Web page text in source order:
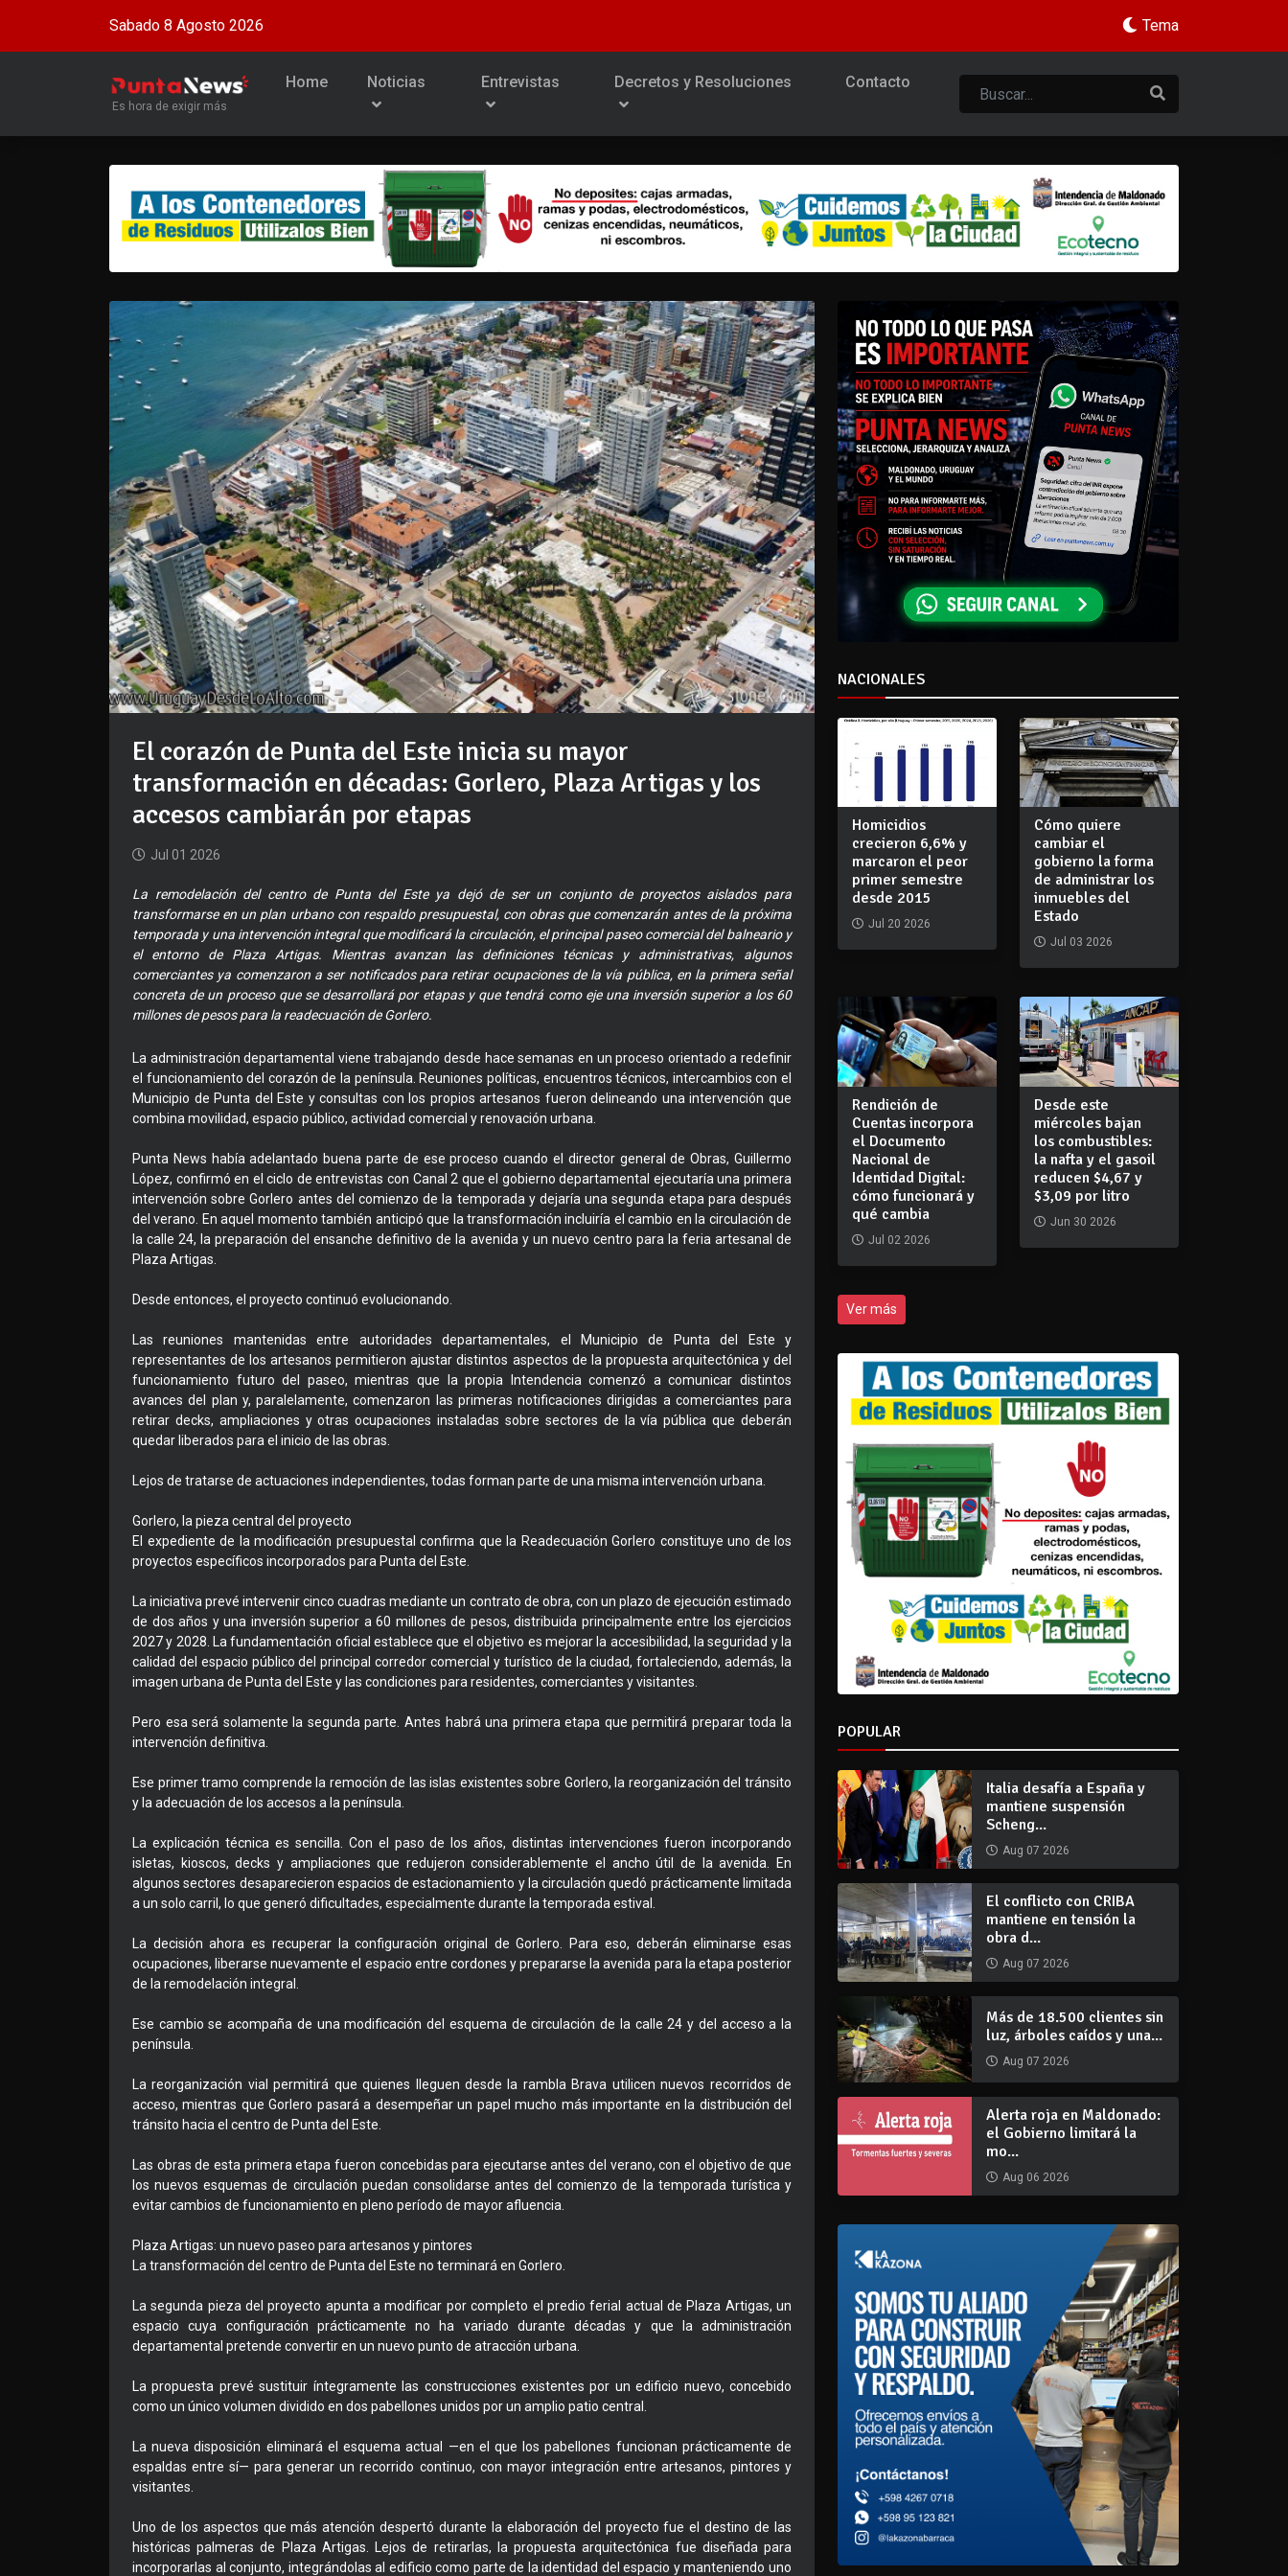
Sabado 8 Agosto 2026 Tema
Es hora de exigir más
Home Noticias Entrevistas Decretos y Resoluciones Contacto
El corazón de Punta del Este inicia su mayor
transformación en décadas: Gorlero, Plaza Artigas y los
accesos cambiarán por etapas
Jul 01 2026
La remodelación del centro de Punta del Este ya dejó de ser un conjunto de proyectos aislados para
transformarse en un plan urbano con respaldo presupuestal, con obras que comenzarán antes de la próxima
temporada y una intervención integral que modificará la circulación, el principal paseo comercial del balneario y
el entorno de Plaza Artigas. Mientras avanzan las definiciones técnicas y administrativas, algunos
comerciantes ya comenzaron a ser notificados para retirar ocupaciones de la vía pública, en la primera señal
concreta de un proceso que se desarrollará por etapas y que tendrá como eje una inversión superior a los 60
millones de pesos para la readecuación de Gorlero.
La administración departamental viene trabajando desde hace semanas en un proceso orientado a redefinir
el funcionamiento del corazón de la península. Reuniones políticas, encuentros técnicos, intercambios con el
Municipio de Punta del Este y consultas con los propios artesanos fueron delineando una intervención que
combina movilidad, espacio público, actividad comercial y renovación urbana.
Punta News había adelantado buena parte de ese proceso cuando el director general de Obras, Guillermo
López, confirmó en el ciclo de entrevistas con Canal 2 que el gobierno departamental ejecutaría una primera
intervención sobre Gorlero antes del comienzo de la temporada y dejaría una segunda etapa para después
del verano. En aquel momento también anticipó que la transformación incluiría el cambio en la circulación de
la calle 24, la preparación del ensanche definitivo de la avenida y un nuevo centro para la feria artesanal de
Plaza Artigas.
Desde entonces, el proyecto continuó evolucionando.
Las reuniones mantenidas entre autoridades departamentales, el Municipio de Punta del Este y
representantes de los artesanos permitieron ajustar distintos aspectos de la propuesta arquitectónica y del
funcionamiento futuro del paseo, mientras que la propia Intendencia comenzó a comunicar distintos
avances del plan y, paralelamente, comenzaron las primeras notificaciones dirigidas a comerciantes para
retirar decks, ampliaciones y otras ocupaciones instaladas sobre sectores de la vía pública que deberán
quedar liberados para el inicio de las obras.
Lejos de tratarse de actuaciones independientes, todas forman parte de una misma intervención urbana.
Gorlero, la pieza central del proyecto
El expediente de la modificación presupuestal confirma que la Readecuación Gorlero constituye uno de los
proyectos específicos incorporados para Punta del Este.
La iniciativa prevé intervenir cinco cuadras mediante un contrato de obra, con un plazo de ejecución estimado
de dos años y una inversión superior a 60 millones de pesos, distribuida principalmente entre los ejercicios
2027 y 2028. La fundamentación oficial establece que el objetivo es mejorar la accesibilidad, la seguridad y la
calidad del espacio público del principal corredor comercial y turístico de la ciudad, fortaleciendo, además, la
imagen urbana de Punta del Este y las condiciones para residentes, comerciantes y visitantes.
Pero esa será solamente la segunda parte. Antes habrá una primera etapa que permitirá preparar toda la
intervención definitiva.
Ese primer tramo comprende la remoción de las islas existentes sobre Gorlero, la reorganización del tránsito
y la adecuación de los accesos a la península.
La explicación técnica es sencilla. Con el paso de los años, distintas intervenciones fueron incorporando
isletas, kioscos, decks y ampliaciones que redujeron considerablemente el ancho útil de la avenida. En
algunos sectores desaparecieron espacios de estacionamiento y la circulación quedó prácticamente limitada
a un solo carril, lo que generó dificultades, especialmente durante la temporada estival.
La decisión ahora es recuperar la configuración original de Gorlero. Para eso, deberán eliminarse esas
ocupaciones, liberarse nuevamente el espacio entre cordones y prepararse la avenida para la etapa posterior
de la remodelación integral.
Ese cambio se acompaña de una modificación del esquema de circulación de la calle 24 y del acceso a la
península.
La reorganización vial permitirá que quienes lleguen desde la rambla Brava utilicen nuevos recorridos de
acceso, mientras que Gorlero pasará a desempeñar un papel mucho más importante en la distribución del
tránsito hacia el centro de Punta del Este.
Las obras de esta primera etapa fueron concebidas para ejecutarse antes del verano, con el objetivo de que
los nuevos esquemas de circulación puedan consolidarse antes del comienzo de la temporada turística y
evitar cambios de funcionamiento en pleno período de mayor afluencia.
Plaza Artigas: un nuevo paseo para artesanos y pintores
La transformación del centro de Punta del Este no terminará en Gorlero.
La segunda pieza del proyecto apunta a modificar por completo el predio ferial actual de Plaza Artigas, un
espacio cuya configuración prácticamente no ha variado durante décadas y que la administración
departamental pretende convertir en un nuevo punto de atracción urbana.
La propuesta prevé sustituir íntegramente las construcciones existentes por un edificio nuevo, concebido
como un único volumen dividido en dos pabellones unidos por un amplio patio central.
La nueva disposición eliminará el esquema actual —en el que los pabellones funcionan prácticamente de
espaldas entre sí— para generar un recorrido continuo, con mayor integración entre artesanos, pintores y
visitantes.
Uno de los aspectos que más atención despertó durante la elaboración del proyecto fue el destino de las
históricas palmeras de Plaza Artigas. Lejos de retirarlas, la propuesta arquitectónica fue diseñada para
incorporarlas al conjunto, integrándolas al edificio como parte de la identidad del espacio y manteniendo uno
NACIONALES
Homicidios
crecieron 6,6% y
marcaron el peor
primer semestre
desde 2015
Jul 20 2026
Cómo quiere
cambiar el
gobierno la forma
de administrar los
inmuebles del
Estado
Jul 03 2026
Rendición de
Cuentas incorpora
el Documento
Nacional de
Identidad Digital:
cómo funcionará y
qué cambia
Jul 02 2026
Desde este
miércoles bajan
los combustibles:
la nafta y el gasoil
reducen $4,67 y
$3,09 por litro
Jun 30 2026
Ver más
POPULAR
Italia desafía a España y
mantiene suspensión
Scheng...
Aug 07 2026
El conflicto con CRIBA
mantiene en tensión la
obra d...
Aug 07 2026
Más de 18.500 clientes sin
luz, árboles caídos y una...
Aug 07 2026
Alerta roja en Maldonado:
el Gobierno limitará la
mo...
Aug 06 2026